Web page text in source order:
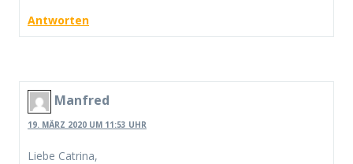
Antworten
Manfred
19. MÄRZ 2020 UM 11:53 UHR
Liebe Catrina,